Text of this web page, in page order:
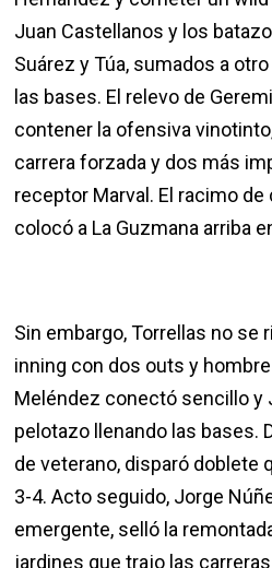
Juan Castellanos y los
Suárez y Túa, sumados a
las bases. El relevo de
contener la ofensiva
carrera forzada y dos más
receptor Marval. El racimo
colocó a La Guzmana arriba
Sin embargo, Torrellas no se
inning con dos outs y
Meléndez conectó sencillo y
pelotazo llenando las bases.
de veterano, disparó doblete
3-4. Acto seguido, Jorge
emergente, selló la
jardines que trajo las